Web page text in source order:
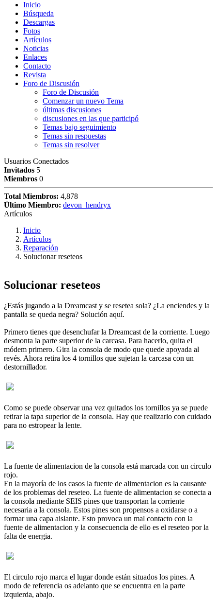
Inicio
Búsqueda
Descargas
Fotos
Artículos
Noticias
Enlaces
Contacto
Revista
Foro de Discusión
Foro de Discusión
Comenzar un nuevo Tema
últimas discusiones
discusiones en las que participó
Temas bajo seguimiento
Temas sin respuestas
Temas sin resolver
Usuarios Conectados
Invitados 5
Miembros 0
Total Miembros: 4,878
Último Miembro: devon_hendryx
Artículos
Inicio
Artículos
Reparación
Solucionar reseteos
Solucionar reseteos
¿Estás jugando a la Dreamcast y se resetea sola? ¿La enciendes y la
pantalla se queda negra? Solución aquí.
Primero tienes que desenchufar la Dreamcast de la corriente. Luego
desmonta la parte superior de la carcasa. Para hacerlo, quita el
módem primero. Gira la consola de modo que quede apoyada al
revés. Ahora retira los 4 tornillos que sujetan la carcasa con un
destornillador.
Como se puede observar una vez quitados los tornillos ya se puede
retirar la tapa superior de la consola. Hay que realizarlo con cuidado
para no estropear la lente.
La fuente de alimentacion de la consola está marcada con un circulo
rojo.
En la mayoría de los casos la fuente de alimentacion es la causante
de los problemas del reseteo. La fuente de alimentacion se conecta a
la consola mediante SEIS pines que transportan la corriente
necesaria a la consola. Estos pines son propensos a oxidarse o a
formar una capa aislante. Esto provoca un mal contacto con la
fuente de alimentacion y la consecuencia de ello es el reseteo por la
falta de energia.
El circulo rojo marca el lugar donde están situados los pines. A
modo de referencia os adelanto que se encuentra en la parte
izquierda, abajo.